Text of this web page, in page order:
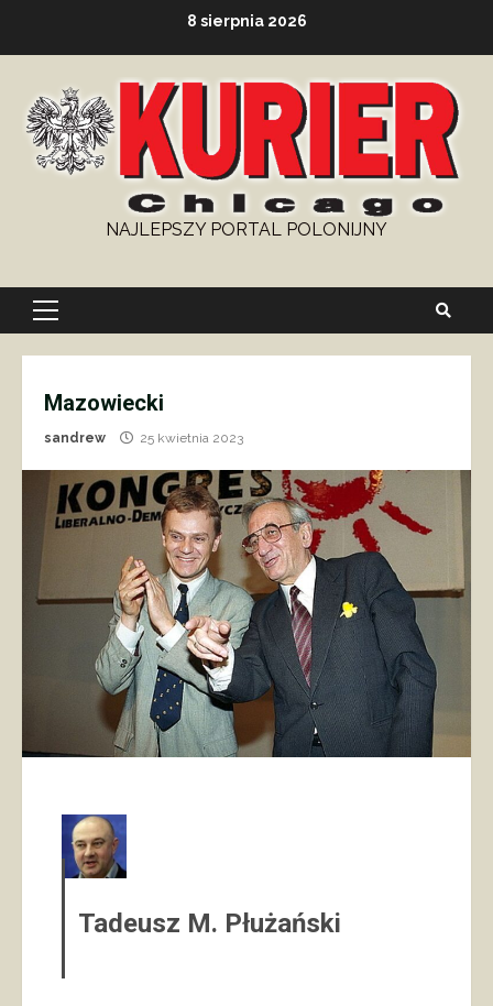
8 sierpnia 2026
NAJLEPSZY PORTAL POLONIJNY
Primary
Mazowiecki
sandrew 25 kwietnia 2023
Tadeusz M. Płużański